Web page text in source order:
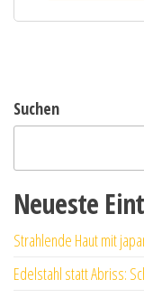
Suchen
Neueste
Strahlende Haut mit
Edelstahl statt Abriss: